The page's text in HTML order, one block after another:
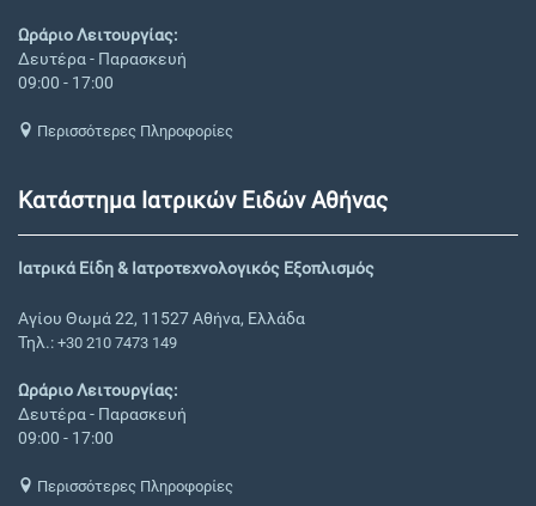
Ωράριο Λειτουργίας:
Δευτέρα - Παρασκευή
09:00 - 17:00
Περισσότερες Πληροφορίες
Κατάστημα Ιατρικών Ειδών Αθήνας
Ιατρικά Είδη & Ιατροτεχνολογικός Εξοπλισμός
Αγίου Θωμά 22, 11527 Αθήνα, Ελλάδα
Τηλ.: +30 210 7473 149
Ωράριο Λειτουργίας:
Δευτέρα - Παρασκευή
09:00 - 17:00
Περισσότερες Πληροφορίες